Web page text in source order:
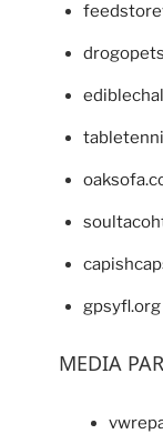
gpsyfl.org
MEDIA